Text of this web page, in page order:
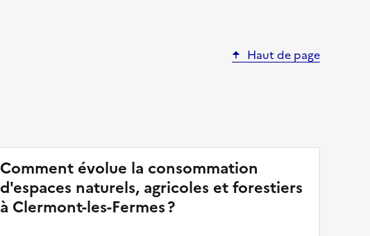
Haut de page
Comment évolue la consommation
d'espaces naturels, agricoles et forestiers
à Clermont-les-Fermes ?